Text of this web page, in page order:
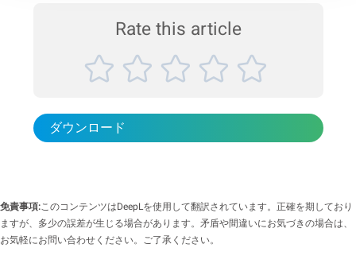
発 など） サンプル： 界面活性剤ミセル（Tween 20、SDS） 測定対
象： 粒子径 測定技術： 動的光散乱法（Dynamic Lig...
Rate this article
ダウンロード
免責事項:このコンテンツはDeepLを使用して翻訳されています。正確を期しており
ますが、多少の誤差が生じる場合があります。矛盾や間違いにお気づきの場合は、
お気軽にお問い合わせください。ご了承ください。